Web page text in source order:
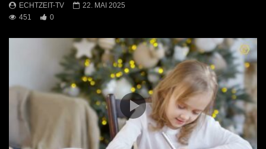
ECHTZEIT-TV
22. MAI 2025
451
0